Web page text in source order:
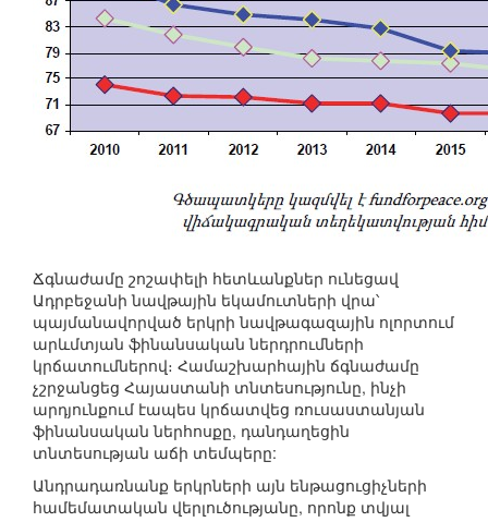
Ճգնաժամը շոշափելի հետևանքներ ունեցավ
Ադրբեջանի նավթային եկամուտների վրա՝
պայմանավորված երկրի նավթագազային ոլորտում
արևմտյան ֆինանսական ներդրումների
կրճատումներով։ Համաշխարհային ճգնաժամը
չշրջանցեց Հայաստանի տնտեսությունը, ինչի
արդյունքում էապես կրճատվեց ռուսաստանյան
ֆինանսական ներհոսքը, դանդաղեցին
տնտեսության աճի տեմպերը:
Անդրադառնանք երկրների այն ենթացուցիչների
համեմատական վերլուծությանը, որոնք տվյալ